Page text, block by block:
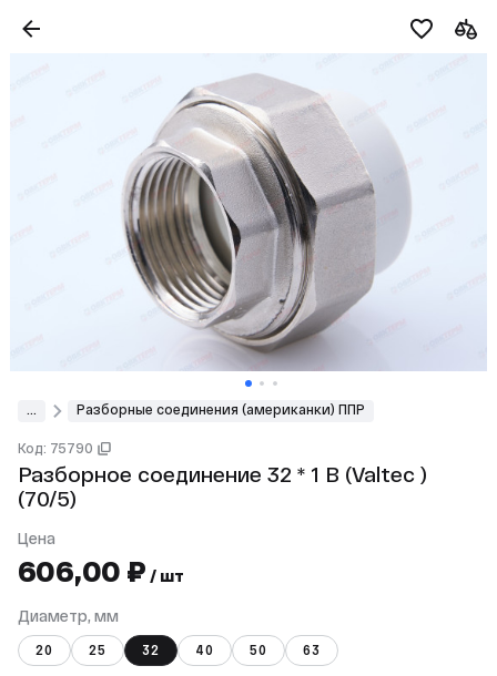
Разборные соединения (американки) ППР
Код: 75790
Разборное соединение 32 * 1 В (Valtec )
(70/5)
Цена
606,00 ₽ / шт
Диаметр, мм
20 25 32 40 50 63